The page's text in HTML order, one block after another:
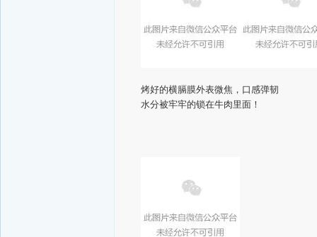
烤好的横膈膜外表微焦，口感弹韧
水分被牢牢的锁在牛肉里面！